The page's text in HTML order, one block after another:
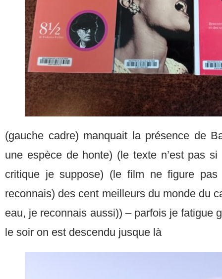
(gauche cadre) manquait la présence de
une espèce de honte) (le texte n’est pas
critique je suppose) (le film ne figure
reconnais) des cent meilleurs du monde du
eau, je reconnais aussi)) – parfois je fatigue
le soir on est descendu jusque là